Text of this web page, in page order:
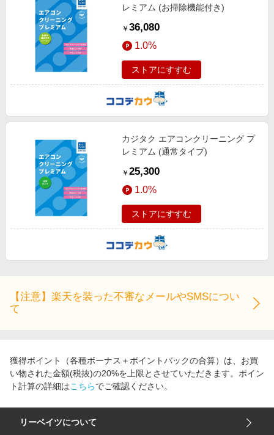
レミアム (お掃除機能付き)
￥ 36,080
1.0%
ストアにすすむ
カジタク エアコンクリーニング プ
レミアム (通常タイプ)
￥ 25,300
1.0%
ストアにすすむ
【注意】楽天を装った不審なメールやSMSについ
て
獲得ポイント（各種ボーナス＋ポイントバックの合算）は、お買
い物された金額(税抜)の20%を上限とさせていただきます。ポイン
ト計算の詳細はこちらでご確認ください。
リーベイツについて